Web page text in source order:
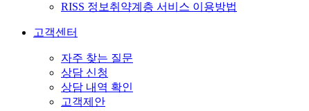
RISS 정보취약계층 서비스 이용방법
고객센터
자주 찾는 질문
상담 신청
상담 내역 확인
고객제안